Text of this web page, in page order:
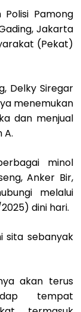
Polisi Pamong
Jakarta
(Pekat)
Delky Siregar
menemukan
dan menjual
A.
minol
Anker Bir,
melalui
dini hari.
sita sebanyak
akan terus
tempat